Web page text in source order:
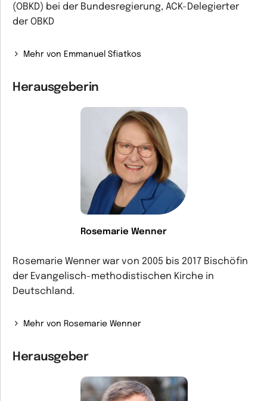
(OBKD) bei der Bundesregierung, ACK-Delegierter
der OBKD
Mehr von Emmanuel Sfiatkos
Herausgeberin
Rosemarie Wenner
Rosemarie Wenner war von 2005 bis 2017 Bischöfin
der Evangelisch-methodistischen Kirche in
Deutschland.
Mehr von Rosemarie Wenner
Herausgeber